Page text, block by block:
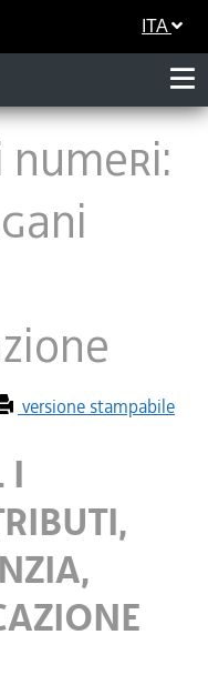
ITA
NUMERI:
versione stampabile
I